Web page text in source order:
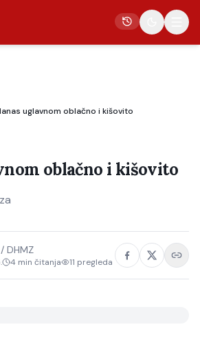
uglavnom oblačno i kišovito
oblačno i kišovito
/ DHMZ
4 min čitanja 11 pregleda